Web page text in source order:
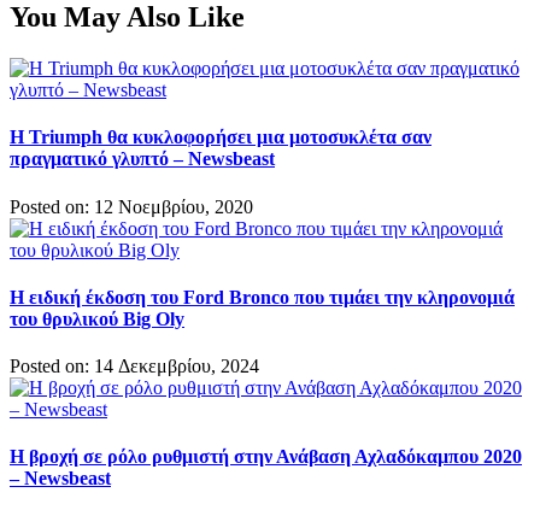
You May Also Like
Η Triumph θα κυκλοφορήσει μια μοτοσυκλέτα σαν
πραγματικό γλυπτό – Newsbeast
Posted on: 12 Νοεμβρίου, 2020
Η ειδική έκδοση του Ford Bronco που τιμάει την κληρονομιά
του θρυλικού Big Oly
Posted on: 14 Δεκεμβρίου, 2024
Η βροχή σε ρόλο ρυθμιστή στην Ανάβαση Αχλαδόκαμπου 2020
– Newsbeast